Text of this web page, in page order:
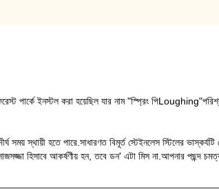
পার্কে ইনস্টল করা হয়েছিল যার নাম "স্প্রিং পিLoughing
সময় স্থায়ী হতে পারে.সাধারণত বিমূর্ত স্টেইনলেস স্টিলের
হিসাবে আকর্ষণীয় হন, তবে ডন' এটা মিস না.আপনার পছন্দ